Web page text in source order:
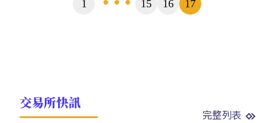
1 ... 15 16 17
交易所快訊
完整列表